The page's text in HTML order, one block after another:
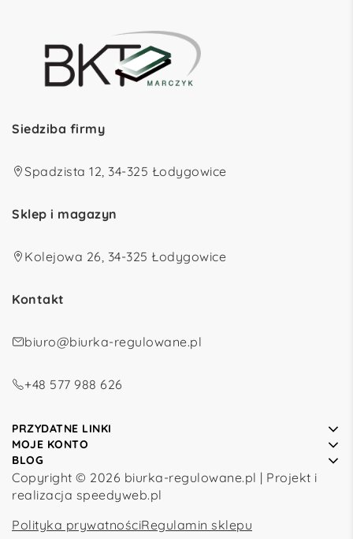
Siedziba firmy
Spadzista 12, 34-325 Łodygowice
Sklep i magazyn
Kolejowa 26, 34-325 Łodygowice
Kontakt
biuro@biurka-regulowane.pl
+48 577 988 626
PRZYDATNE LINKI
MOJE KONTO
BLOG
Copyright © 2026 biurka-regulowane.pl | Projekt i
realizacja speedyweb.pl
Polityka prywatnościRegulamin sklepu